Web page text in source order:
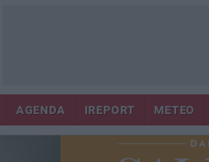
AGENDA IREPORT METEO